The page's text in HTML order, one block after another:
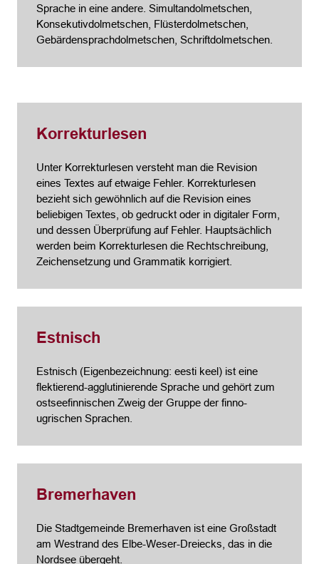
Sprache in eine andere. Simultandolmetschen,
Konsekutivdolmetschen, Flüsterdolmetschen,
Gebärdensprachdolmetschen, Schriftdolmetschen.
Korrekturlesen
Unter Korrekturlesen versteht man die Revision
eines Textes auf etwaige Fehler. Korrekturlesen
bezieht sich gewöhnlich auf die Revision eines
beliebigen Textes, ob gedruckt oder in digitaler Form,
und dessen Überprüfung auf Fehler. Hauptsächlich
werden beim Korrekturlesen die Rechtschreibung,
Zeichensetzung und Grammatik korrigiert.
Estnisch
Estnisch (Eigenbezeichnung: eesti keel) ist eine
flektierend-agglutinierende Sprache und gehört zum
ostseefinnischen Zweig der Gruppe der finno-
ugrischen Sprachen.
Bremerhaven
Die Stadtgemeinde Bremerhaven ist eine Großstadt
am Westrand des Elbe-Weser-Dreiecks, das in die
Nordsee übergeht.